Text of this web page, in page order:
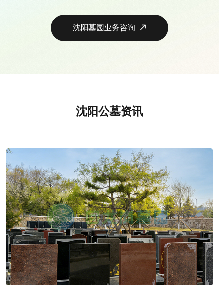
沈阳墓园业务咨询
沈阳公墓资讯